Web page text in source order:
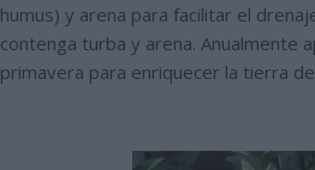
humus) y arena para facilitar el
contenga turba y arena. Anualmente
primavera para enriquecer la tierra